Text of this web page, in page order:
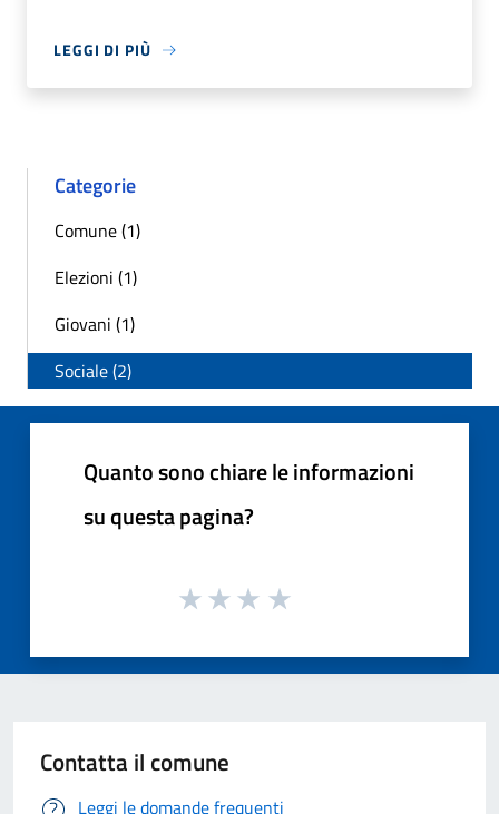
LEGGI DI PIÙ
Categorie
Comune (1)
Elezioni (1)
Giovani (1)
Sociale (2)
Quanto sono chiare le informazioni
su questa pagina?
Contatta il comune
Leggi le domande frequenti